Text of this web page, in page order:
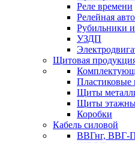
Реле времени
Релейная
Рубильники
УЗДП
Щитовая
Пластиковые
Щиты
Щиты
Коробки
Кабель силовой
ВВГнг, ВВГ-